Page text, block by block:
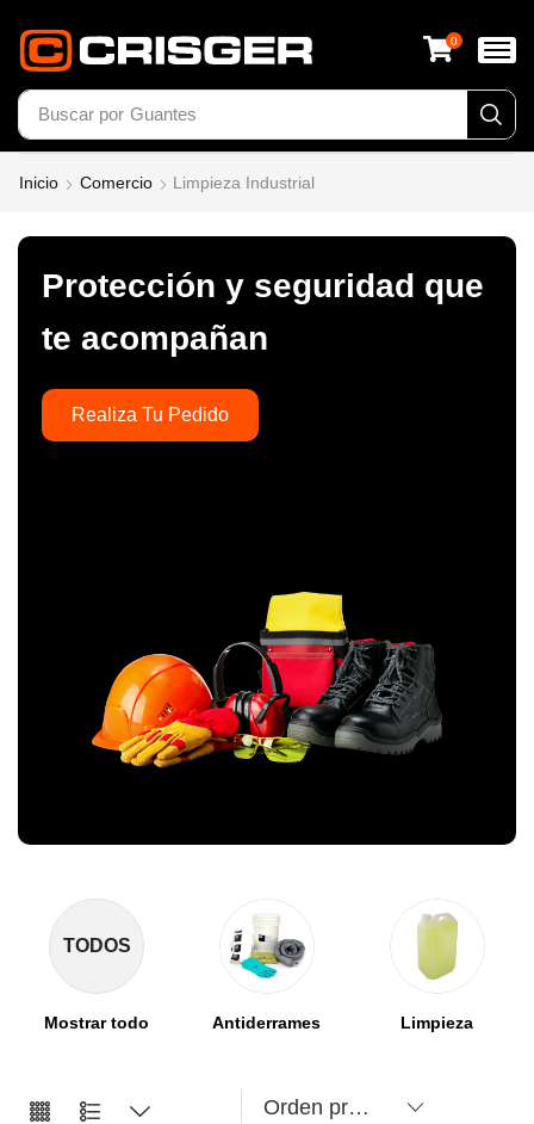
Buscar por Calzado
0
Inicio Comercio Limpieza Industrial
Protección y seguridad que
te acompañan
Realiza Tu Pedido
TODOS
Mostrar todo Antiderrames Limpieza